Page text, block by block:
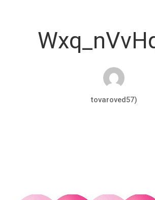
tovaroved57)